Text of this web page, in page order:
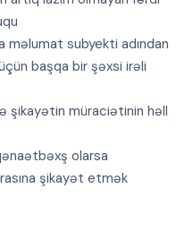
məlumat subyekti adından
başqa bir şəxsi irəli
şikayətin müraciətinin həll
olarsa
şikayət etmək